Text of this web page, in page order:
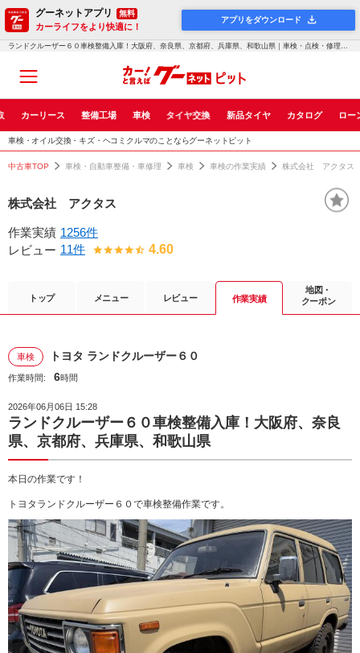
グーネットアプリ 無料
カーライフをより快適に！
アプリをダウンロード
ランドクルーザー６０車検整備入庫！大阪府、奈良県、京都府、兵庫県、和歌山県｜車検・点検・修理のグーネットピット
カーリース 整備工場 車検 タイヤ交換 新品タイヤ カタログ ロー
車検・オイル交換・キズ・ヘコミクルマのことならグーネットピット
中古車TOP 車検・自動車整備・車修理 車検 車検の作業実績 株式会社 アクタス
株式会社 アクタス
作業実績 1256件
レビュー 11件 4.60
トップ メニュー レビュー 作業実績
地図・
クーポン
車検 トヨタ ランドクルーザー６０
作業時間: 6時間
2026年06月06日 15:28
ランドクルーザー６０車検整備入庫！大阪府、奈良
県、京都府、兵庫県、和歌山県
本日の作業です！
トヨタランドクルーザー６０で車検整備作業です。